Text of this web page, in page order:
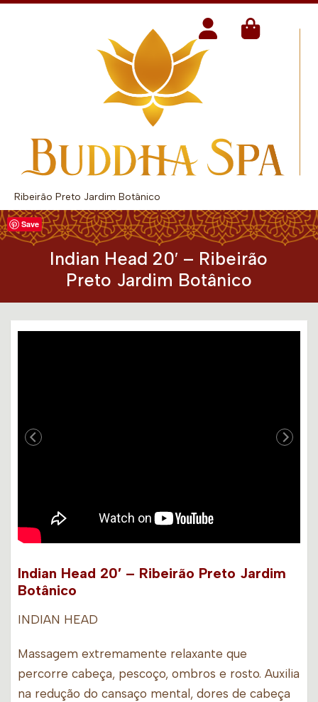
Ribeirão Preto Jardim Botânico
Indian Head 20′ – Ribeirão
Preto Jardim Botânico
Save
Indian Head 20′ – Ribeirão Preto Jardim
Botânico
INDIAN HEAD
Massagem extremamente relaxante que
percorre cabeça, pescoço, ombros e rosto. Auxilia
na redução do cansaço mental, dores de cabeça